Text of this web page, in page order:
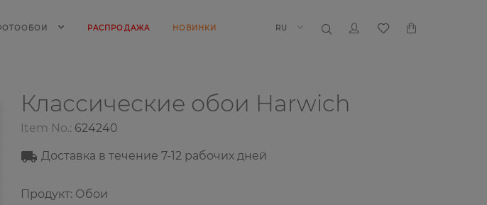
РАСПРОДАЖА НОВИНКИ RU
Классические обои Harwich
Item No.: 624240
Доставка в течение 7-12 рабочих дней
Продукт: Обои